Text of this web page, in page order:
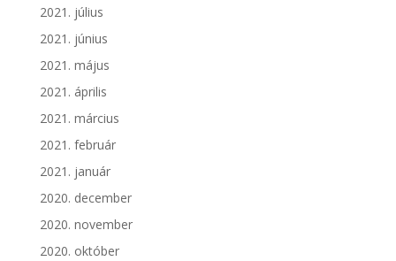
2021. július
2021. június
2021. május
2021. április
2021. március
2021. február
2021. január
2020. december
2020. november
2020. október